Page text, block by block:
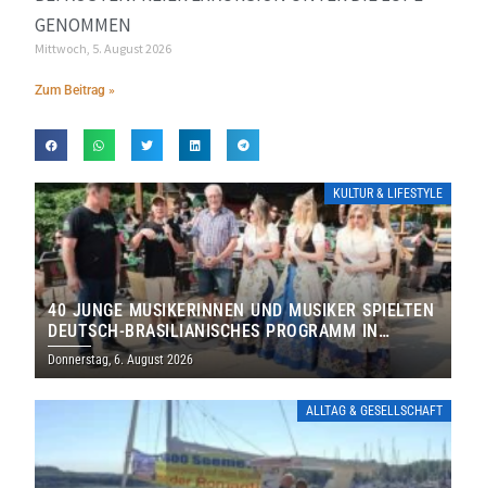
GENOMMEN
Mittwoch, 5. August 2026
Zum Beitrag »
KULTUR & LIFESTYLE
40 JUNGE MUSIKERINNEN UND MUSIKER SPIELTEN
DEUTSCH-BRASILIANISCHES PROGRAMM IN
THOLEY
Donnerstag, 6. August 2026
ALLTAG & GESELLSCHAFT